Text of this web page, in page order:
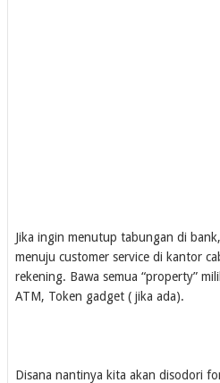
Jika ingin menutup tabungan di
menuju customer service di kantor
rekening. Bawa semua “property”
ATM, Token gadget ( jika ada).
Disana nantinya kita akan disodori